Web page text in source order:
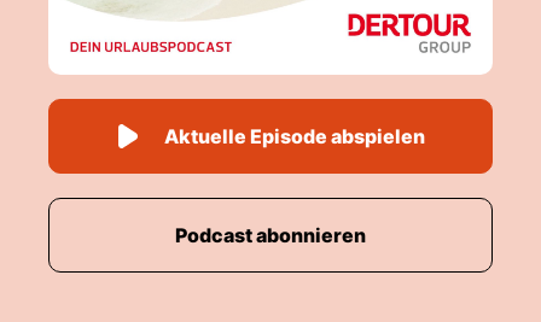
Aktuelle Episode abspielen
Podcast abonnieren